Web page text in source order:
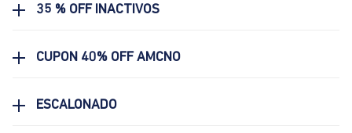
35 % OFF INACTIVOS
CUPON 40% OFF AMCNO
ESCALONADO